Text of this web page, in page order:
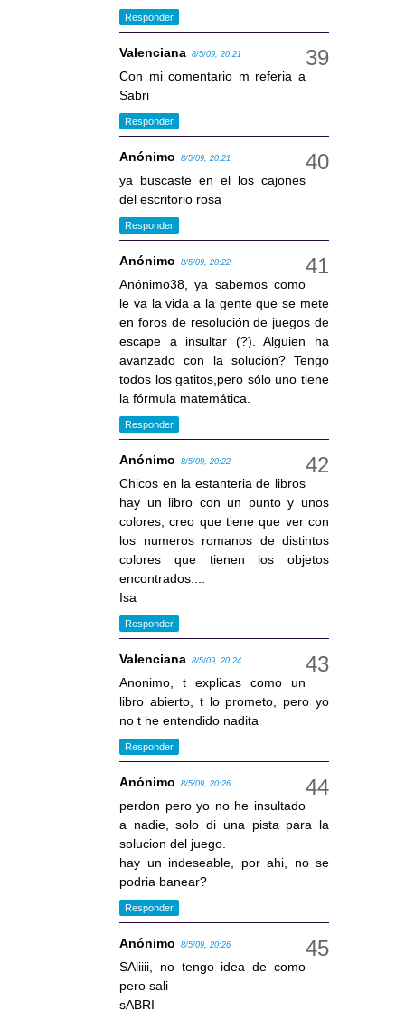
Responder
Valenciana 8/5/09, 20:21
Con mi comentario m referia a
Sabri
Responder
Anónimo 8/5/09, 20:21
ya buscaste en el los cajones
del escritorio rosa
Responder
Anónimo 8/5/09, 20:22
Anónimo38, ya sabemos como
le va la vida a la gente que se mete
en foros de resolución de juegos de
escape a insultar (?). Alguien ha
avanzado con la solución? Tengo
todos los gatitos,pero sólo uno tiene
la fórmula matemática.
Responder
Anónimo 8/5/09, 20:22
Chicos en la estanteria de libros
hay un libro con un punto y unos
colores, creo que tiene que ver con
los numeros romanos de distintos
colores que tienen los objetos
encontrados....
Isa
Responder
Valenciana 8/5/09, 20:24
Anonimo, t explicas como un
libro abierto, t lo prometo, pero yo
no t he entendido nadita
Responder
Anónimo 8/5/09, 20:26
perdon pero yo no he insultado
a nadie, solo di una pista para la
solucion del juego.
hay un indeseable, por ahi, no se
podria banear?
Responder
Anónimo 8/5/09, 20:26
SAliiii, no tengo idea de como
pero sali
sABRI